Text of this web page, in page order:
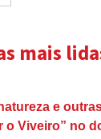
mais
e
o Viveiro” no